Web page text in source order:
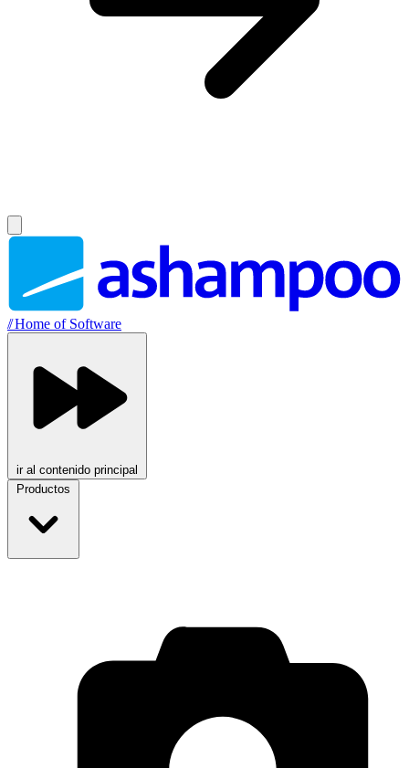
//Home of Software
ir al contenido principal
Productos